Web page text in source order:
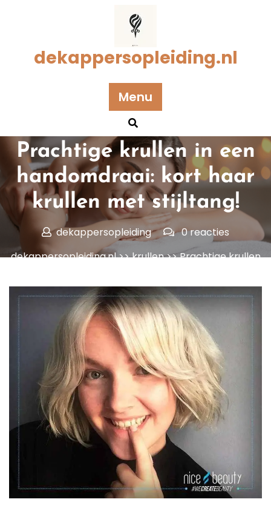
dekappersopleiding.nl
Menu
Geplaatst op 02 februari 2026
Prachtige krullen in een
handomdraai: kort haar
krullen met stijltang!
dekappersopleiding
0 reacties
dekappersopleiding.nl>>krullen>> Prachtige krullen